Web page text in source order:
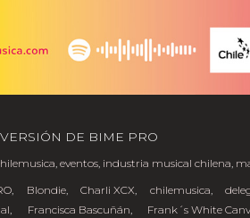
DE BIME PRO
,eventos, industria musical chilena,
, Blondie, Charli XCX, chilemusica,
, Francisca Bascuñán, Frank´s White